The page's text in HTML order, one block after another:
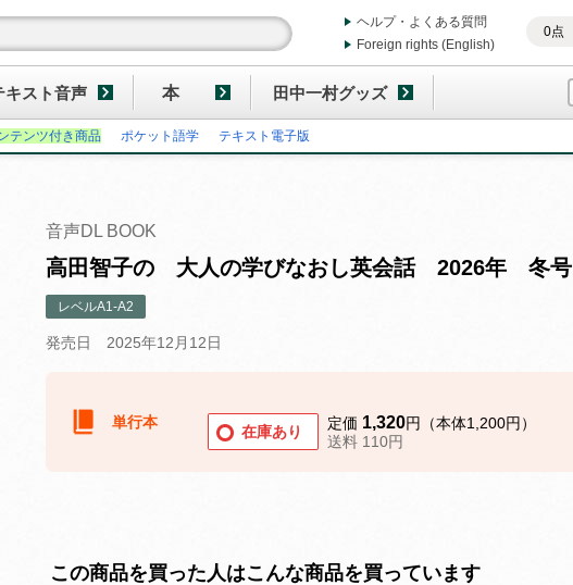
0点
ヘルプ・よくある質問
Foreign rights (English)
キスト音声 本 田中一村グッズ
テンツ付き商品 ポケット語学 テキスト電子版
音声DL BOOK
高田智子の 大人の学びなおし英会話 2026年 冬号
レベルA1-A2
発売日 2025年12月12日
単行本
在庫あり 定価 1,320円（本体1,200円）
送料 110円
この商品を買った人はこんな商品を買っています